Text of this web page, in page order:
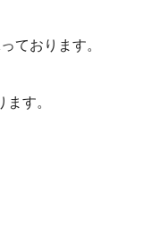
ております。
す。